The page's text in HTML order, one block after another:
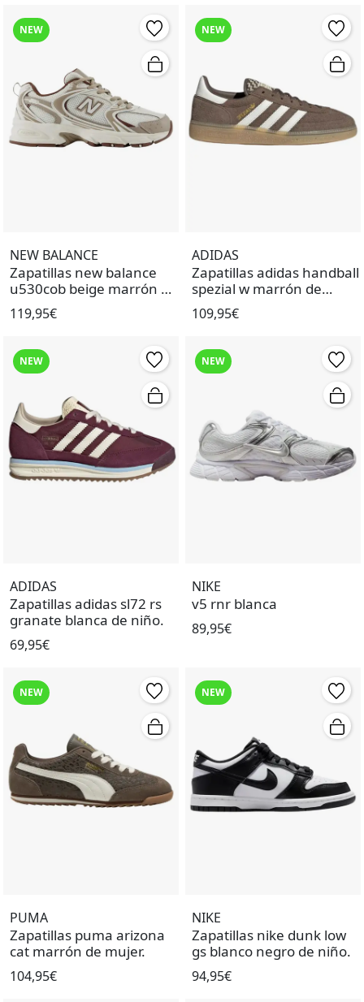
NEW
NEW BALANCE
Zapatillas new balance
u530cob beige marrón de
mujer.
119,95€
NEW
ADIDAS
Zapatillas adidas handball
spezial w marrón de
mujer.
109,95€
NEW
ADIDAS
Zapatillas adidas sl72 rs
granate blanca de niño.
69,95€
NEW
NIKE
v5 rnr blanca
89,95€
NEW
PUMA
Zapatillas puma arizona
cat marrón de mujer.
104,95€
NEW
NIKE
Zapatillas nike dunk low
gs blanco negro de niño.
94,95€